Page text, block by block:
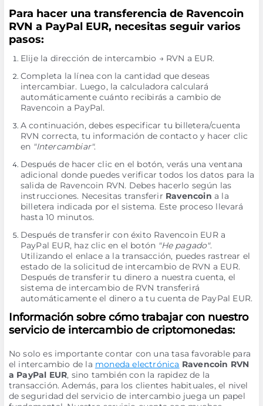
Para hacer una transferencia de Ravencoin
RVN a PayPal EUR, necesitas seguir varios
pasos:
Elije la dirección de intercambio → RVN a EUR.
Completa la línea con la cantidad que deseas
intercambiar. Luego, la calculadora calculará
automáticamente cuánto recibirás a cambio de
Ravencoin a PayPal.
A continuación, debes especificar tu billetera/cuenta
RVN correcta, tu información de contacto y hacer clic
en "Intercambiar".
Después de hacer clic en el botón, verás una ventana
adicional donde puedes verificar todos los datos para la
salida de Ravencoin RVN. Debes hacerlo según las
instrucciones. Necesitas transferir Ravencoin a la
billetera indicada por el sistema. Este proceso llevará
hasta 10 minutos.
Después de transferir con éxito Ravencoin EUR a
PayPal EUR, haz clic en el botón "He pagado".
Utilizando el enlace a la transacción, puedes rastrear el
estado de la solicitud de intercambio de RVN a EUR.
Después de transferir tu dinero a nuestra cuenta, el
sistema de intercambio de RVN transferirá
automáticamente el dinero a tu cuenta de PayPal EUR.
Información sobre cómo trabajar con nuestro
servicio de intercambio de criptomonedas:
No solo es importante contar con una tasa favorable para
el intercambio de la moneda electrónica Ravencoin RVN
a PayPal EUR, sino también con la rapidez de la
transacción. Además, para los clientes habituales, el nivel
de seguridad del servicio de intercambio juega un papel